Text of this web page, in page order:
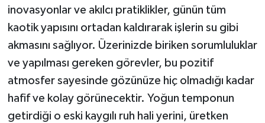
inovasyonlar ve akılcı pratiklikler, günün tüm
kaotik yapısını ortadan kaldırarak işlerin su gibi
akmasını sağlıyor. Üzerinizde biriken sorumluluklar
ve yapılması gereken görevler, bu pozitif
atmosfer sayesinde gözünüze hiç olmadığı kadar
hafif ve kolay görünecektir. Yoğun temponun
getirdiği o eski kaygılı ruh hali yerini, üretken